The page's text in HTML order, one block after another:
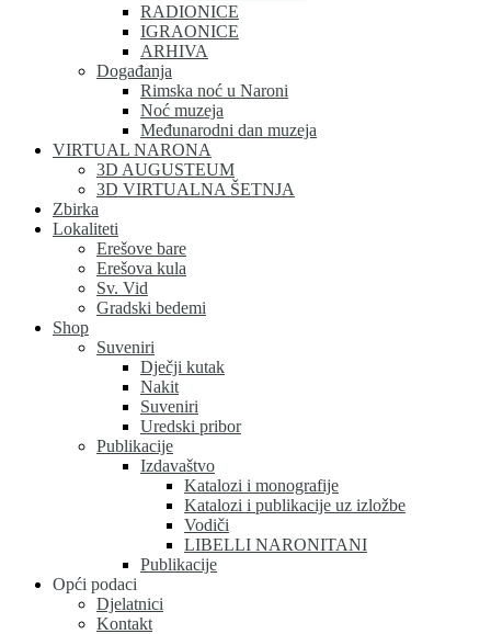
RADIONICE
IGRAONICE
ARHIVA
Događanja
Rimska noć u Naroni
Noć muzeja
Međunarodni dan muzeja
VIRTUAL NARONA
3D AUGUSTEUM
3D VIRTUALNA ŠETNJA
Zbirka
Lokaliteti
Erešove bare
Erešova kula
Sv. Vid
Gradski bedemi
Shop
Suveniri
Dječji kutak
Nakit
Suveniri
Uredski pribor
Publikacije
Izdavaštvo
Katalozi i monografije
Katalozi i publikacije uz izložbe
Vodiči
LIBELLI NARONITANI
Publikacije
Opći podaci
Djelatnici
Kontakt